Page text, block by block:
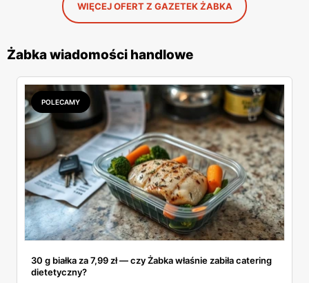
WIĘCEJ OFERT Z GAZETEK ŻABKA
Żabka wiadomości handlowe
POLECAMY
30 g białka za 7,99 zł — czy Żabka właśnie zabiła catering
dietetyczny?